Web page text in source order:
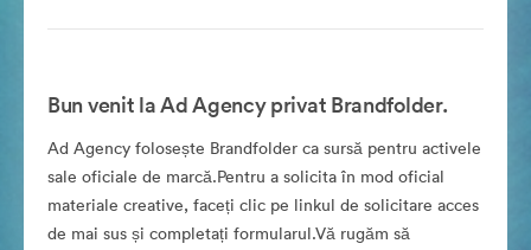
Bun venit la Ad Agency privat Brandfolder.
Ad Agency folosește Brandfolder ca sursă pentru activele
sale oficiale de marcă.Pentru a solicita în mod oficial
materiale creative, faceți clic pe linkul de solicitare acces
de mai sus și completați formularul.Vă rugăm să